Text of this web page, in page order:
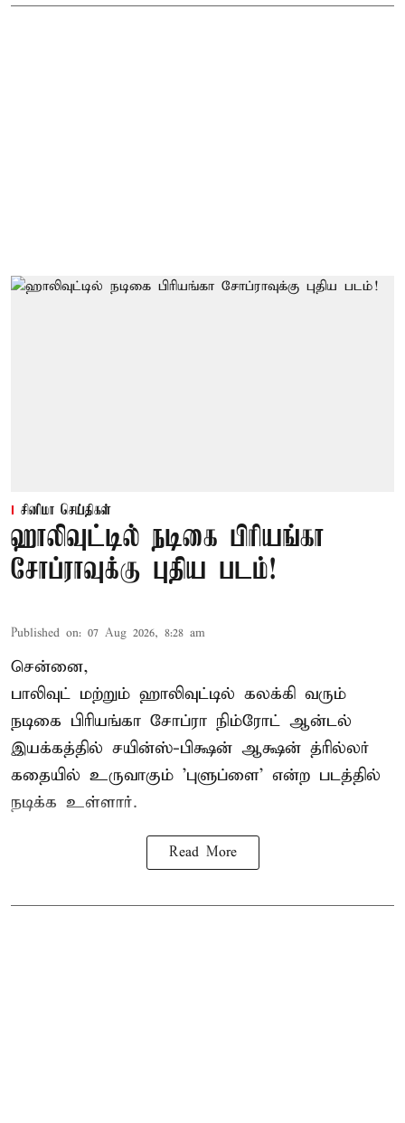
சினிமா செய்திகள்
ஹாலிவுட்டில் நடிகை பிரியங்கா
சோப்ராவுக்கு புதிய படம்!
Published on: 07 Aug 2026, 8:28 am
சென்னை,
பாலிவுட் மற்றும் ஹாலிவுட்டில் கலக்கி வரும்
நடிகை பிரியங்கா சோப்ரா நிம்ரோட் ஆன்டல்
இயக்கத்தில் சயின்ஸ்-பிக்ஷன் ஆக்ஷன் த்ரில்லர்
கதையில் உருவாகும் 'புளுப்ளை' என்ற படத்தில்
நடிக்க உள்ளார்.
Read More